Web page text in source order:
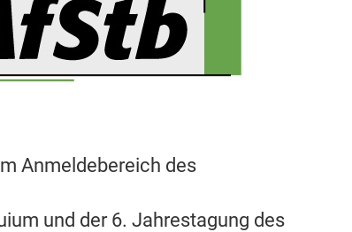
Anmeldebereich des
und der 6. Jahrestagung des